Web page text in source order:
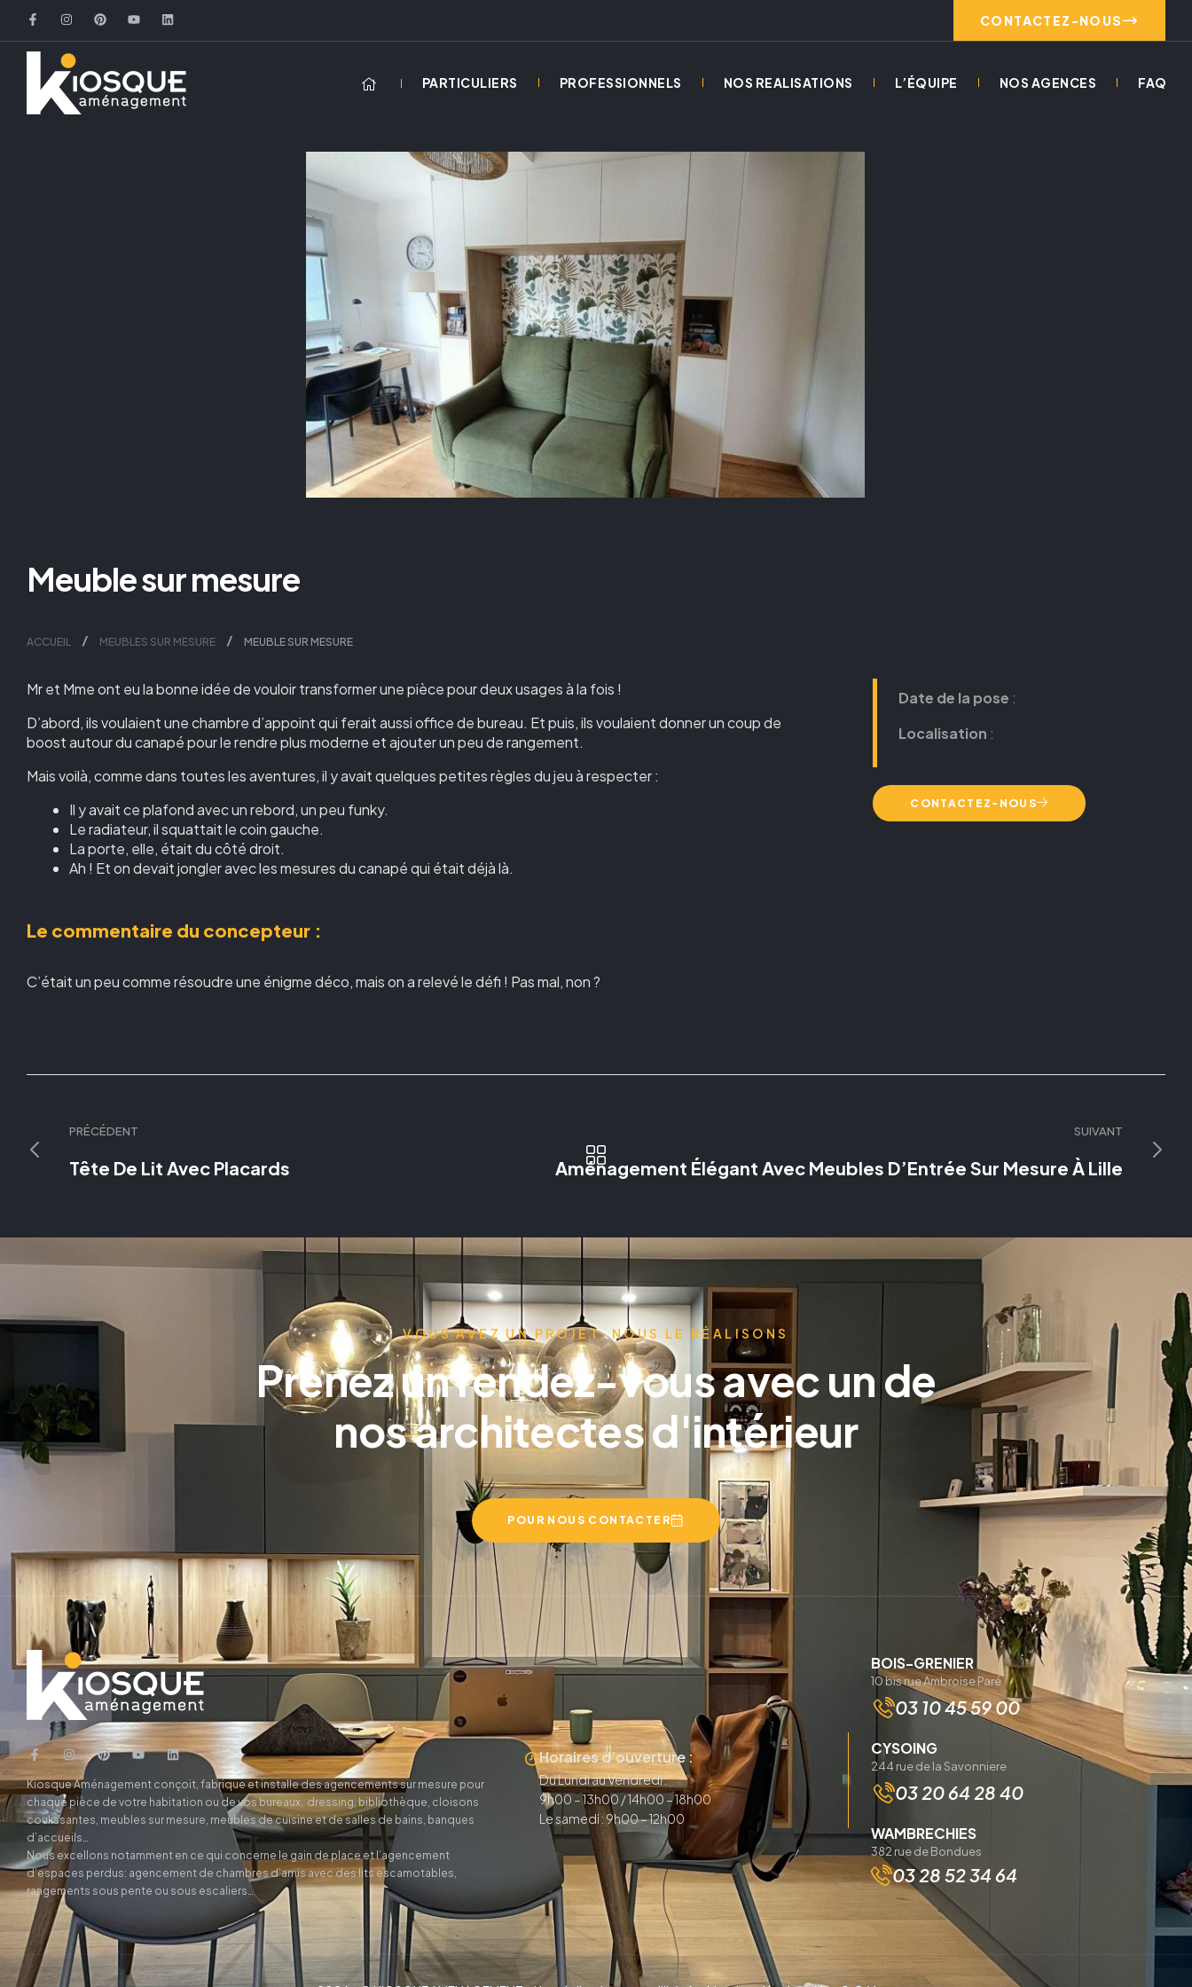
CONTACTEZ-NOUS
PARTICULIERS PROFESSIONNELS NOS REALISATIONS L’ÉQUIPE NOS AGENCES FAQ
Meuble sur mesure
ACCUEIL MEUBLES SUR MESURE MEUBLE SUR MESURE
Mr et Mme ont eu la bonne idée de vouloir transformer une pièce pour deux usages à la fois !
D’abord, ils voulaient une chambre d’appoint qui ferait aussi office de bureau. Et puis, ils voulaient donner un coup de
boost autour du canapé pour le rendre plus moderne et ajouter un peu de rangement.
Mais voilà, comme dans toutes les aventures, il y avait quelques petites règles du jeu à respecter :
Il y avait ce plafond avec un rebord, un peu funky.
Le radiateur, il squattait le coin gauche.
La porte, elle, était du côté droit.
Ah ! Et on devait jongler avec les mesures du canapé qui était déjà là.
Le commentaire du concepteur :
C’était un peu comme résoudre une énigme déco, mais on a relevé le défi ! Pas mal, non ?
Date de la pose :
Localisation :
CONTACTEZ-NOUS
PRÉCÉDENT
Tête De Lit Avec Placards
SUIVANT
Aménagement Élégant Avec Meubles D’Entrée Sur Mesure À Lille
VOUS AVEZ UN PROJET, NOUS LE RÉALISONS
Prenez un rendez-vous avec un de
nos architectes d'intérieur
POUR NOUS CONTACTER
Kiosque Aménagement conçoit, fabrique et installe des agencements sur mesure pour
chaque pièce de votre habitation ou de vos bureaux, dressing, bibliothèque, cloisons
coulissantes, meubles sur mesure, meubles de cuisine et de salles de bains, banques
d’accueils…
Nous excellons notamment en ce qui concerne le gain de place et l’agencement
d’espaces perdus: agencement de chambres d’amis avec des lits escamotables,
rangements sous pente ou sous escaliers…
Horaires d’ouverture :
Du Lundi au Vendredi :
9h00 – 13h00 / 14h00 – 18h00
Le samedi : 9h00 – 12h00
BOIS-GRENIER
10 bis rue Ambroise Paré
03 10 45 59 00
CYSOING
244 rue de la Savonniere
03 20 64 28 40
WAMBRECHIES
382 rue de Bondues
03 28 52 34 64